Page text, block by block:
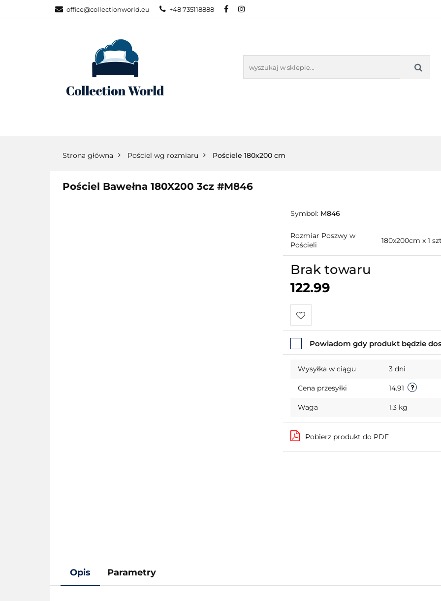
office@collectionworld.eu +48 735118888
KATEGORIE NOWOŚCI
Strona główna Pościel wg rozmiaru Pościele 180x200 cm
Pościel Bawełna 180X200 3cz #M846
Symbol: M846
Rozmiar Poszwy w
Pościeli
180x200cm x 1 szt
Brak towaru
122.99
Do
przechowalni
Powiadom gdy produkt będzie
Wysyłka w ciągu 3 dni
Cena przesyłki 14.91
Waga 1.3 kg
Pobierz produkt do PDF
Opis Parametry